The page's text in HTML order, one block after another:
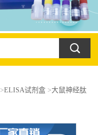
>ELISA试剂盒>大鼠神经肽